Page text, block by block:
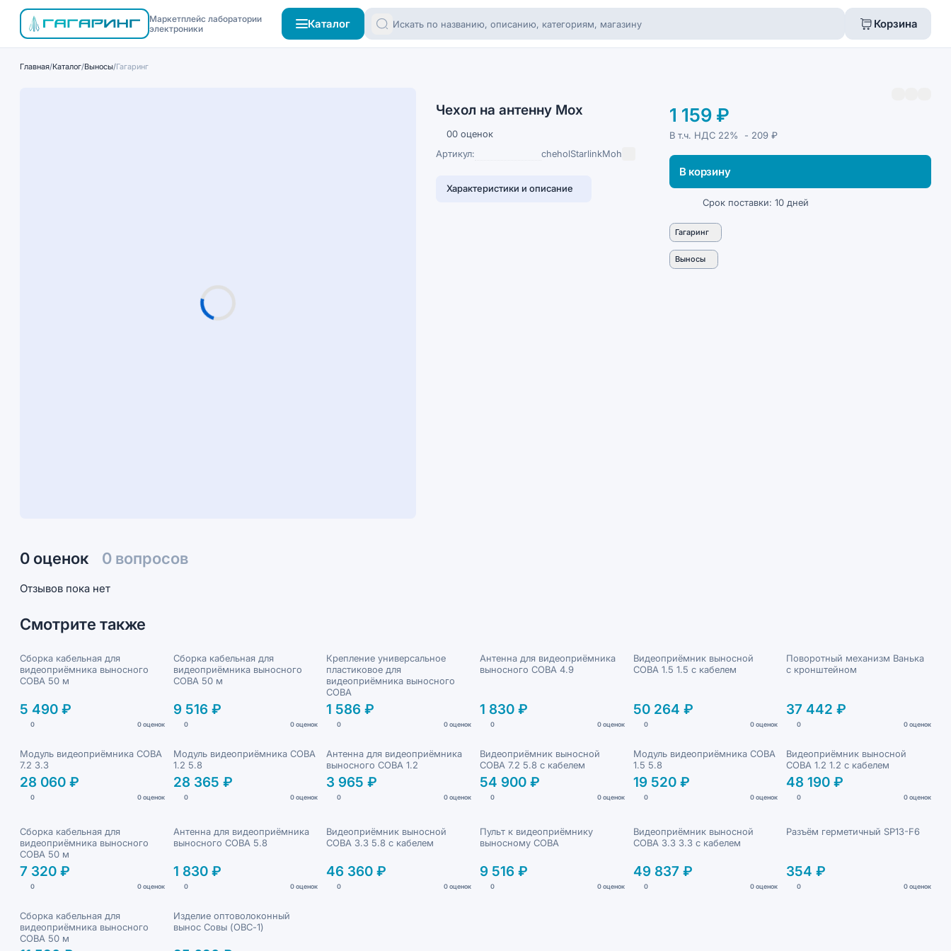
Маркетплейс лаборатории
электроники
Каталог Корзина
Главная/Каталог/Выносы/Гагаринг
Чехол на антенну Мох
00 оценок
Артикул:
cheholStarlinkMoh
Характеристики и описание
1 159 ₽
В т.ч. НДС 22% - 209 ₽
В корзину
Срок поставки: 10 дней
Гагаринг
Выносы
0 оценок 0 вопросов
Отзывов пока нет
Смотрите также
Сборка кабельная для
видеоприёмника выносного
СОВА 50 м
5 490 ₽
0 0 оценок
Сборка кабельная для
видеоприёмника выносного
СОВА 50 м
9 516 ₽
0 0 оценок
Крепление универсальное
пластиковое для
видеоприёмника выносного
СОВА
1 586 ₽
0 0 оценок
Антенна для видеоприёмника
выносного СОВА 4.9
1 830 ₽
0 0 оценок
Видеоприёмник выносной
СОВА 1.5 1.5 с кабелем
50 264 ₽
0 0 оценок
Поворотный механизм Ванька
с кронштейном
37 442 ₽
0 0 оценок
Модуль видеоприёмника СОВА
7.2 3.3
28 060 ₽
0 0 оценок
Модуль видеоприёмника СОВА
1.2 5.8
28 365 ₽
0 0 оценок
Антенна для видеоприёмника
выносного СОВА 1.2
3 965 ₽
0 0 оценок
Видеоприёмник выносной
СОВА 7.2 5.8 с кабелем
54 900 ₽
0 0 оценок
Модуль видеоприёмника СОВА
1.5 5.8
19 520 ₽
0 0 оценок
Видеоприёмник выносной
СОВА 1.2 1.2 с кабелем
48 190 ₽
0 0 оценок
Сборка кабельная для
видеоприёмника выносного
СОВА 50 м
7 320 ₽
0 0 оценок
Антенна для видеоприёмника
выносного СОВА 5.8
1 830 ₽
0 0 оценок
Видеоприёмник выносной
СОВА 3.3 5.8 с кабелем
46 360 ₽
0 0 оценок
Пульт к видеоприёмнику
выносному СОВА
9 516 ₽
0 0 оценок
Видеоприёмник выносной
СОВА 3.3 3.3 с кабелем
49 837 ₽
0 0 оценок
Разъём герметичный SP13-F6
354 ₽
0 0 оценок
Сборка кабельная для
видеоприёмника выносного
СОВА 50 м
Изделие оптоволоконный
вынос Cовы (ОВС-1)